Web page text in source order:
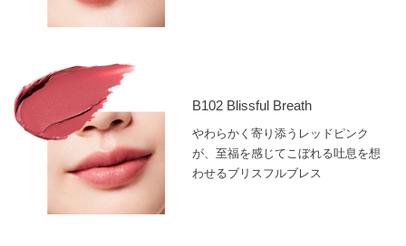
リスリチル
リル／ベヘニル）
B102 Blissful Breath
やわらかく寄り添うレッドピンク
が、至福を感じてこぼれる吐息を想
わせるブリスフルブレス